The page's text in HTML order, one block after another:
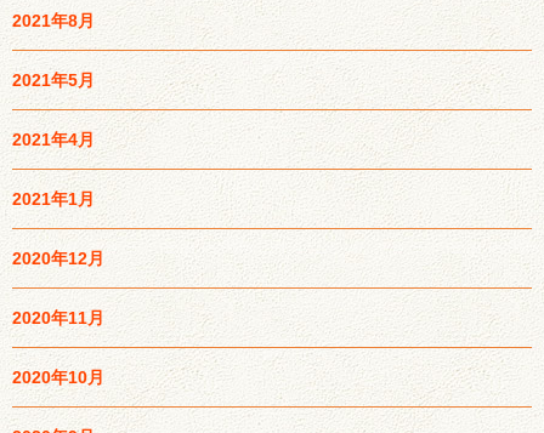
2021年8月
2021年5月
2021年4月
2021年1月
2020年12月
2020年11月
2020年10月